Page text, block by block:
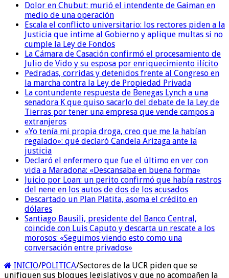
Dolor en Chubut: murió el intendente de Gaiman en
medio de una operación
Escala el conflicto universitario: los rectores piden a la
Justicia que intime al Gobierno y aplique multas si no
cumple la Ley de Fondos
La Cámara de Casación confirmó el procesamiento de
Julio de Vido y su esposa por enriquecimiento ilícito
Pedradas, corridas y detenidos frente al Congreso en
la marcha contra la Ley de Propiedad Privada
La contundente respuesta de Benegas Lynch a una
senadora K que quiso sacarlo del debate de la Ley de
Tierras por tener una empresa que vende campos a
extranjeros
«Yo tenía mi propia droga, creo que me la habían
regalado»: qué declaró Candela Arizaga ante la
justicia
Declaró el enfermero que fue el último en ver con
vida a Maradona: «Descansaba en buena forma»
Juicio por Loan: un perito confirmó que había rastros
del nene en los autos de dos de los acusados
Descartado un Plan Platita, asoma el crédito en
dólares
Santiago Bausili, presidente del Banco Central,
coincide con Luis Caputo y descarta un rescate a los
morosos: «Seguimos viendo esto como una
conversación entre privados»
INICIO/POLITICA/Sectores de la UCR piden que se
unifiquen sus bloques legislativos y que no acompañen la